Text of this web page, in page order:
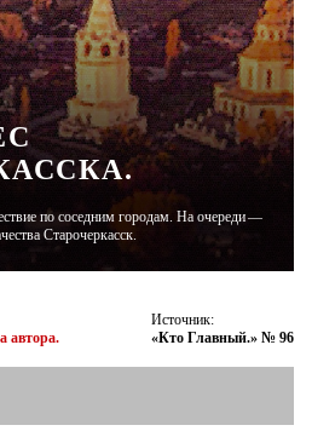
КУЛЬТ ЕДЫ
АФИША
ЖУРНАЛ
по соседним городам. На очереди —
Старочеркасск.
автора.
Источник:
«Кто Главный.» № 96